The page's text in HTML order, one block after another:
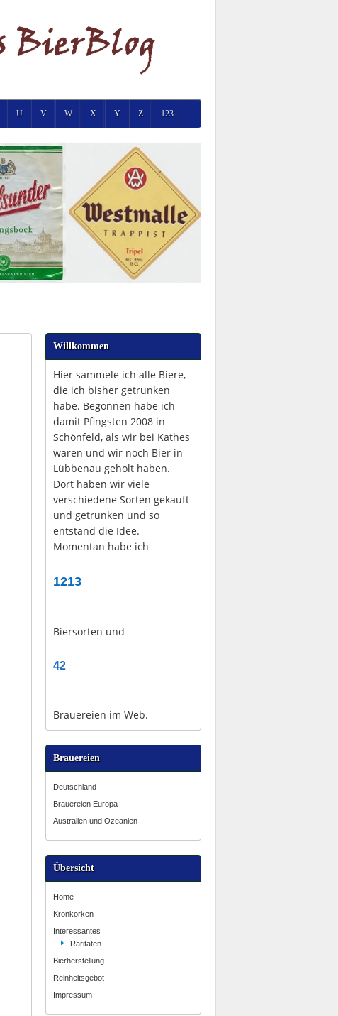
U V W X Y Z 123
Willkommen
Hier sammele ich alle Biere,
die ich bisher getrunken
habe. Begonnen habe ich
damit Pfingsten 2008 in
Schönfeld, als wir bei Kathes
waren und wir noch Bier in
Lübbenau geholt haben.
Dort haben wir viele
verschiedene Sorten gekauft
und getrunken und so
entstand die Idee.
Momentan habe ich
1213
Biersorten und
42
Brauereien im Web.
Brauereien
Deutschland
Brauereien Europa
Australien und Ozeanien
Übersicht
Home
Kronkorken
Interessantes
Raritäten
Bierherstellung
Reinheitsgebot
Impressum